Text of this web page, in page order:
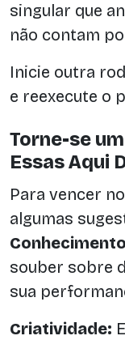
singular que
não contam
Inicie outra
e reexecute o
Torne-se
Essas Aqui
Para vencer
algumas
souber sobre
sua
Criatividade: